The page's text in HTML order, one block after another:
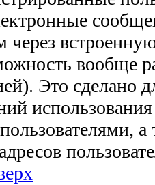
через
вообще
Это сделано
а